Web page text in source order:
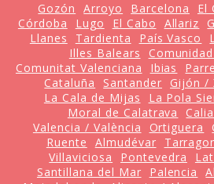
Gozón Arroyo Barcelona El
Córdoba
Lugo El Cabo Allariz
Llanes
Tardienta País Vasco
Illes Balears
Comunitat Valenciana
Ibias
Cataluña
Santander Gijón /
La Cala de Mijas
La Pola
Moral de Calatrava
Valencia / València
Ortiguera
Ruente
Almudévar
Villaviciosa
Pontevedra
Santillana del Mar
Palencia